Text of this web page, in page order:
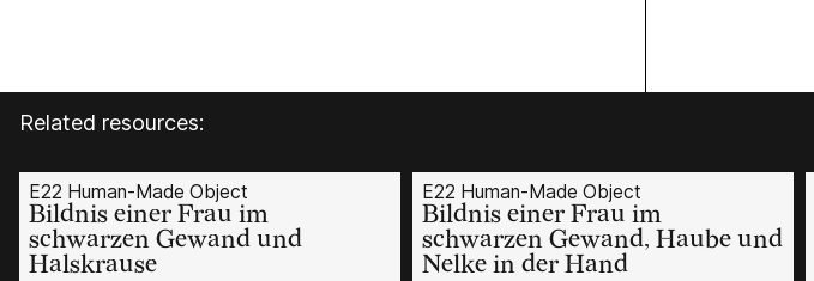
Related resources:
E22 Human-Made Object
Bildnis einer Frau im
schwarzen Gewand und
Halskrause
E22 Human-Made Object
Bildnis einer Frau im
schwarzen Gewand, Haube und
Nelke in der Hand